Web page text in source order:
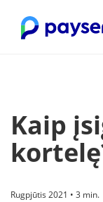
Kaip
Rugpjūtis 2021 • 3 min.